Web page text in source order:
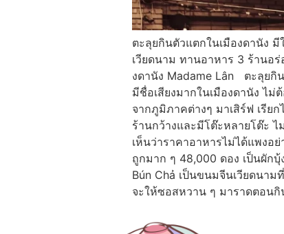
ตะลุยกินตัวแตกในเมืองดานัง มี
เวียดนาม ทานอาหาร 3 ร้านอ
งดานัง Madame Lân ตะลุยกิ
มีชื่อเสียงมากในเมืองดานัง ไ
จากภูมิภาคต่างๆ มาเสิร์ฟ เรีย
ร้านกว้างและมีโต๊ะหลายโต๊ะ
เห็นว่าราคาอาหารไม่ได้แพงอ
ถูกมาก ๆ 48,000 ดอง เป็นผัก
Bún Chả เป็นขนมจีนเวียดนาม
จะให้ซอสหวาน ๆ มาราดตอน